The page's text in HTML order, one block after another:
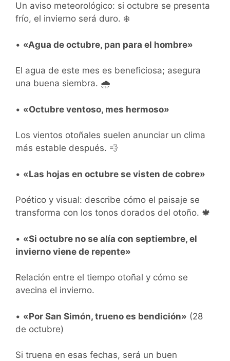
Un aviso meteorológico: si octubre se presenta
frío, el invierno será duro. ❄️
• «Agua de octubre, pan para el hombre»
El agua de este mes es beneficiosa; asegura
una buena siembra. 🌧️
• «Octubre ventoso, mes hermoso»
Los vientos otoñales suelen anunciar un clima
más estable después. 💨
• «Las hojas en octubre se visten de cobre»
Poético y visual: describe cómo el paisaje se
transforma con los tonos dorados del otoño. 🍁
• «Si octubre no se alía con septiembre, el
invierno viene de repente»
Relación entre el tiempo otoñal y cómo se
avecina el invierno.
• «Por San Simón, trueno es bendición» (28
de octubre)
Si truena en esas fechas, será un buen